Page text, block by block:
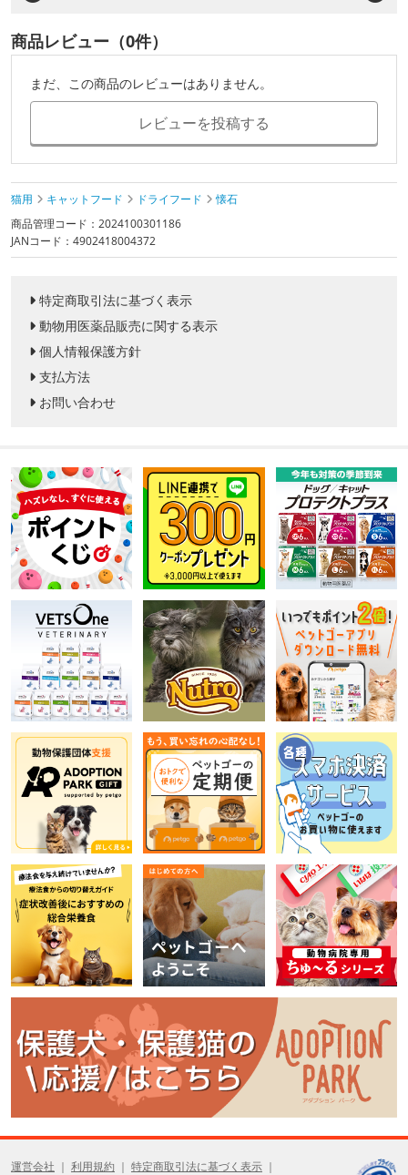
商品レビュー（0件）
まだ、この商品のレビューはありません。
レビューを投稿する
猫用 キャットフード ドライフード
懐石
商品管理コード：2024100301186
JANコード：4902418004372
特定商取引法に基づく表示
動物用医薬品販売に関する表示
個人情報保護方針
支払方法
お問い合わせ
運営会社 利用規約 特定商取引法に基づく表示